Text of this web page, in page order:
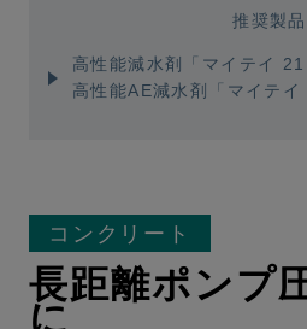
推奨製品
高性能減水剤「マイテイ 21
高性能AE減水剤「マイテイ
コンクリート
長距離ポンプ
に